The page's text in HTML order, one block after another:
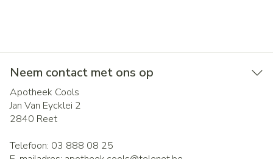
Neem contact met ons op
Apotheek Cools
Jan Van Eycklei 2
2840 Reet
Telefoon: 03 888 08 25